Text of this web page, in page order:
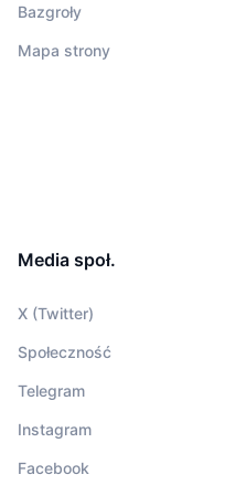
Bazgroły
Mapa strony
Media społ.
X (Twitter)
Społeczność
Telegram
Instagram
Facebook